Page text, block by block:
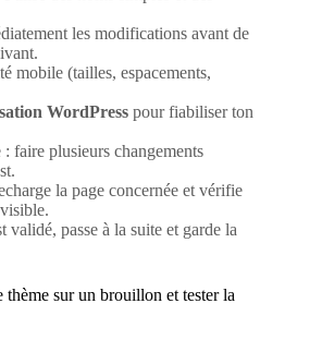
les modifications avant de
mobile (tailles, espacements,
WordPress pour fiabiliser ton
faire plusieurs changements
la page concernée et vérifie
validé, passe à la suite et garde la
sur un brouillon et tester la